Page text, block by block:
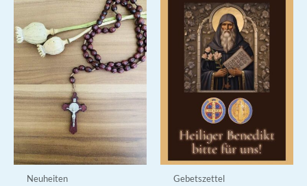
auf.
Die
Optionen
können
auf
Produktseite
gewählt
werden
Neuheiten Gebetszettel